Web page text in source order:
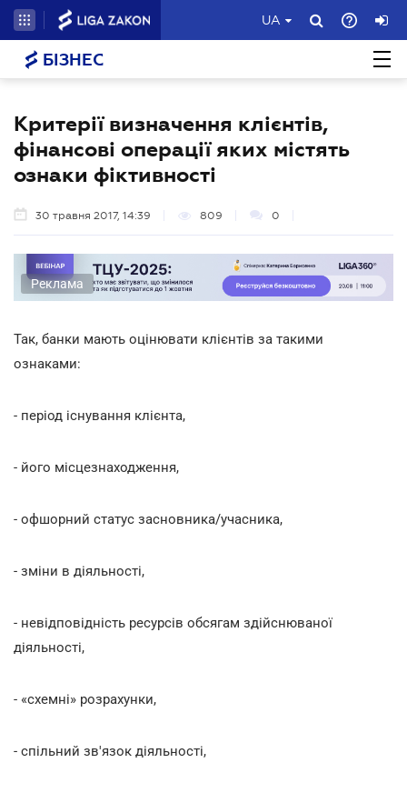
UA
БІЗНЕС
Критерії визначення клієнтів,
фінансові операції яких містять
ознаки фіктивності
30 травня 2017, 14:39 809 0
Реклама
Так, банки мають оцінювати клієнтів за такими
ознаками:
- період існування клієнта,
- його місцезнаходження,
- офшорний статус засновника/учасника,
- зміни в діяльності,
- невідповідність ресурсів обсягам здійснюваної
діяльності,
- «схемні» розрахунки,
- спільний зв'язок діяльності,